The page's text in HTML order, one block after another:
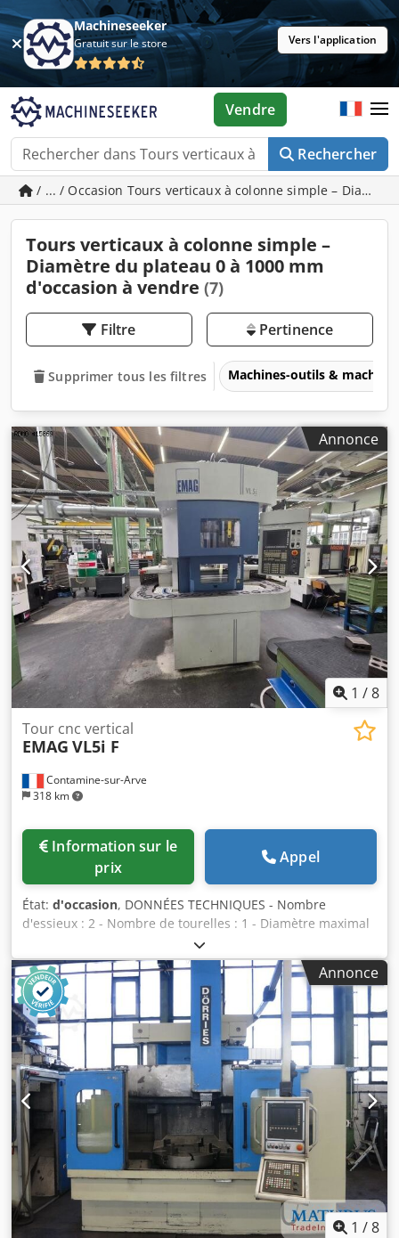
Machineseeker
Gratuit sur le store Vers l'application
Rechercher
Vendre
/ ... / Occasion Tours verticaux à colonne simple –
Tours verticaux à colonne simple –
Diamètre du plateau 0 à 1000 mm
d'occasion à vendre (7)
Filtre Pertinence
Supprimer tous les filtres Machines-outils &
Annonce
1 /8
Contamine-sur-Arve
318 km
Tour cnc vertical
EMAG VL5i F
prix
Appel
État: d'occasion, DONNÉES TECHNIQUES - Nombre
d'essieux : 2 - Nombre de tourelles : 1 - Diamètre maximal
usinable : 220 [mm] - Hauteur maximale de la pièce : 175
[mm] - Courses X/Z : 660/300 [mm] BROCHE PRINCIPALE -
Vitesse de la broche : 4500 [tr/min] - Puissance du moteur
de broche : 27 [kW] - Résolution minimale de l'axe C : 0,001
[degré] TOURELLE - Type d'outil : VDI40 - Nombre de
positions : 12 ALIMENTATION ÉLECTRIQUE - Tension
d'alimentation : 400 [V] - Puissance totale installée : 36
[kW] POIDS ET DIMENSIONS - Encombrement : 3120/2266
[mm] - Hauteur de la machine : 3200 [mm] Dcsdpfx Aksxc
N I Tscok - Poids de la machine : 7000 [kg] HEURES
MACHINE - Heures sous tension : 74809 [h] - Heures
broche : 30521 [h] ÉQUIPEMENT - Commande : Fanuc 32i-A
- Interface : Ethernet / RS232 / USB / PCMCIA - Réservoir de
liquide de refroidissement - Convoyeur à copeaux -
Convoyeur de pièces - Mandrin 3 mors
Annonce
1 /8